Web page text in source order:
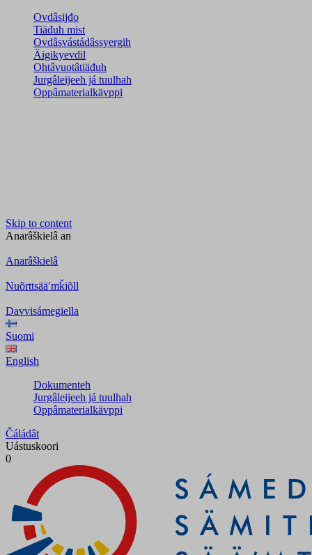
Ovdâsijđo
Tiäđuh mist
Ovdâsvástádâssyergih
Äigikyevdil
Ohtâvuotâtiäđuh
Jurgâleijeeh já tuulhah
Oppâmaterialkävppi
Skip to content
Anarâškielâ an
Anarâškielâ
Nuõrttsääʹmǩiõll
Davvisámegiella
Suomi
English
Dokumenteh
Jurgâleijeeh já tuulhah
Oppâmaterialkävppi
Čáládât
Uástuskoori
0